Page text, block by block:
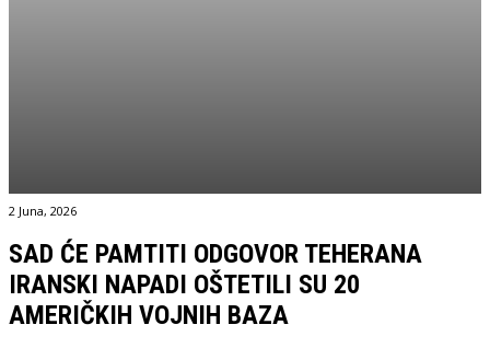
2 Juna, 2026
SAD ĆE PAMTITI ODGOVOR TEHERANA
IRANSKI NAPADI OŠTETILI SU 20
AMERIČKIH VOJNIH BAZA